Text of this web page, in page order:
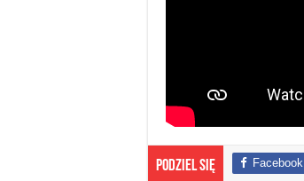
Podziel się Facebook